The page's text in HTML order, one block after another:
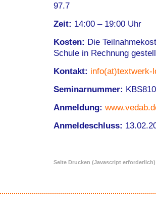
97.7
Zeit: 14:00 – 19:00 Uhr
Kosten: Die
Schule in Rechnung
Kontakt: info(at)textwerk-
Seminarnummer:
Anmeldung:
Anmeldeschluss:
Seite Drucken (Javascript erforderlich)